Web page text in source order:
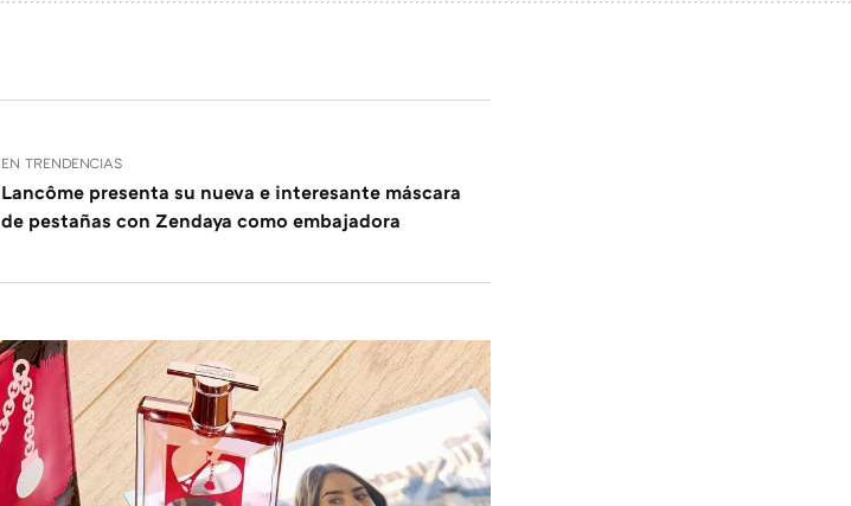
EN TRENDENCIAS
Lancôme presenta su nueva e interesante máscara
de pestañas con Zendaya como embajadora